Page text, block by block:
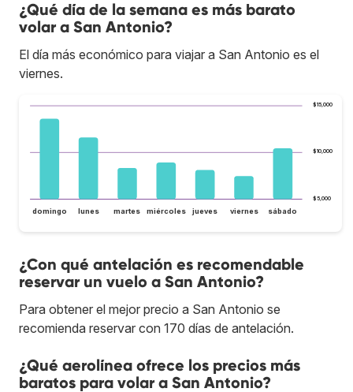
¿Qué día de la semana es más barato
volar a San Antonio?
El día más económico para viajar a San Antonio es el
viernes.
$5,000
$10,000
$15,000
domingo lunes martes miércoles jueves viernes sábado
¿Con qué antelación es recomendable
reservar un vuelo a San Antonio?
Para obtener el mejor precio a San Antonio se
recomienda reservar con 170 días de antelación.
¿Qué aerolínea ofrece los precios más
baratos para volar a San Antonio?